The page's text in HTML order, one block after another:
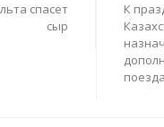
спасет
сыр
К
поезда